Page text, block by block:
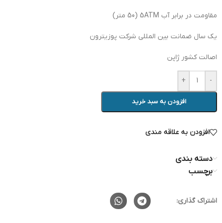
مقاومت در برابر آب 5ATM (50 متر)
یک سال ضمانت بین المللی شرکت پوزیترون
اصالت کشور ژاپن
-
+
افزودن به سبد خرید
افزودن به علاقه مندی
دسته بندی
برچسب
اشتراک گذاری: